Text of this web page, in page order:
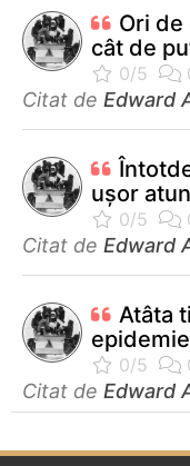
Ori de
cât de
Citat de Edward
ușor
Citat de Edward
Atâta
Citat de Edward